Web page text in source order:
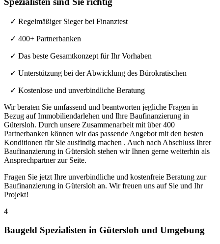
✓ Regelmäßiger Sieger bei Finanztest
✓ 400+ Partnerbanken
✓ Das beste Gesamtkonzept für Ihr Vorhaben
✓ Unterstützung bei der Abwicklung des Bürokratischen
✓ Kostenlose und unverbindliche Beratung
Wir beraten Sie umfassend und beantworten jegliche Fragen in
Bezug auf Immobiliendarlehen und Ihre Baufinanzierung in
Gütersloh. Durch unsere Zusammenarbeit mit über 400
Partnerbanken können wir das passende Angebot mit den besten
Konditionen für Sie ausfindig machen . Auch nach Abschluss Ihrer
Baufinanzierung in Gütersloh stehen wir Ihnen gerne weiterhin als
Ansprechpartner zur Seite.
Fragen Sie jetzt Ihre unverbindliche und kostenfreie Beratung zur
Baufinanzierung in Gütersloh an. Wir freuen uns auf Sie und Ihr
Projekt!
4
Baugeld Spezialisten in Gütersloh und Umgebung